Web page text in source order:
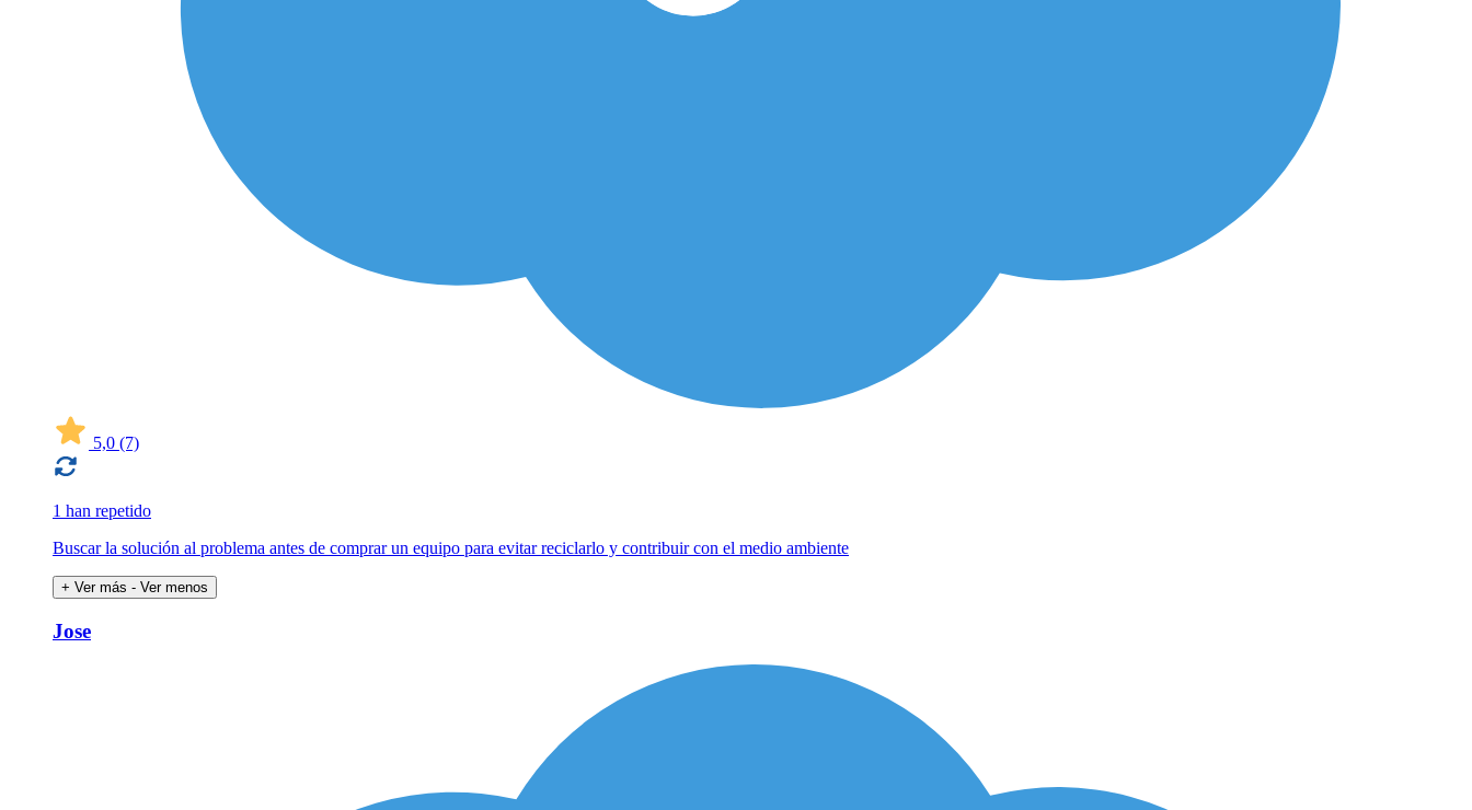
5,0 (7)
1 han repetido
Buscar la solución al problema antes de comprar un equipo para evitar reciclarlo y contribuir con el medio ambiente
+ Ver más - Ver menos
Jose